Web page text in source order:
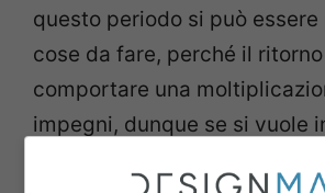
questo periodo si può
cose da fare, perché il
comportare una
impegni, dunque se si vuole